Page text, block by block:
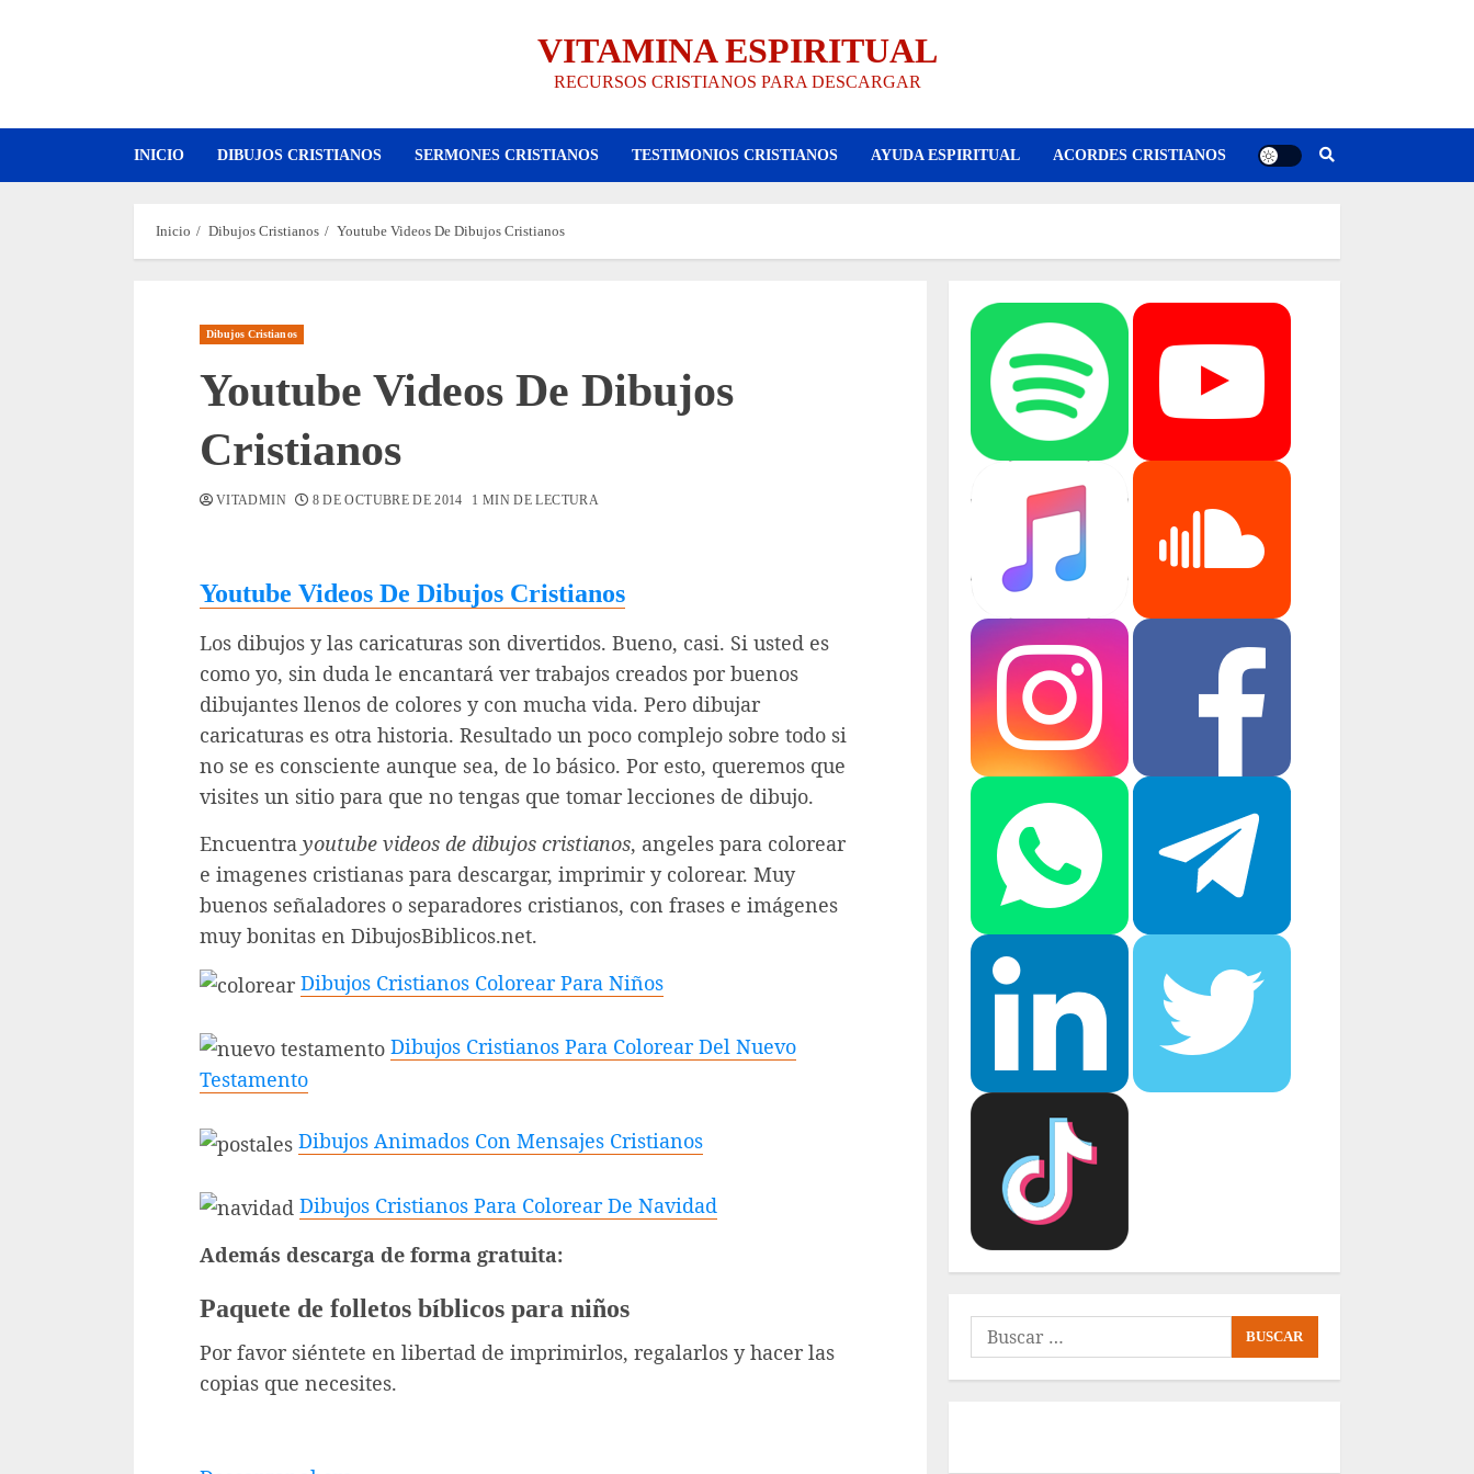
VITAMINA ESPIRITUAL
RECURSOS CRISTIANOS PARA DESCARGAR
INICIO DIBUJOS CRISTIANOS SERMONES CRISTIANOS TESTIMONIOS CRISTIANOS AYUDA ESPIRITUAL ACORDES CRISTIANOS
Inicio Dibujos Cristianos Youtube Videos De Dibujos Cristianos
Dibujos Cristianos
Youtube Videos De Dibujos
Cristianos
VITADMIN 8 DE OCTUBRE DE 2014 1 MIN DE LECTURA
Youtube Videos De Dibujos Cristianos
Los dibujos y las caricaturas son divertidos. Bueno, casi. Si usted es
como yo, sin duda le encantará ver trabajos creados por buenos
dibujantes llenos de colores y con mucha vida. Pero dibujar
caricaturas es otra historia. Resultado un poco complejo sobre todo si
no se es consciente aunque sea, de lo básico. Por esto, queremos que
visites un sitio para que no tengas que tomar lecciones de dibujo.
Encuentra youtube videos de dibujos cristianos, angeles para colorear
e imagenes cristianas para descargar, imprimir y colorear. Muy
buenos señaladores o separadores cristianos, con frases e imágenes
muy bonitas en DibujosBiblicos.net.
Dibujos Cristianos Colorear Para Niños
Dibujos Cristianos Para Colorear Del Nuevo
Testamento
Dibujos Animados Con Mensajes Cristianos
Dibujos Cristianos Para Colorear De Navidad
Además descarga de forma gratuita:
Paquete de folletos bíblicos para niños
Por favor siéntete en libertad de imprimirlos, regalarlos y hacer las
copias que necesites.
Buscar: